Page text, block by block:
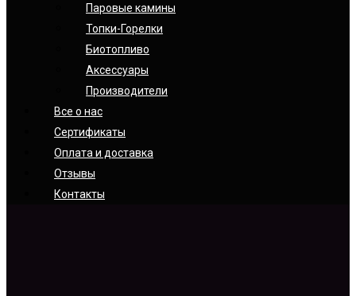
Паровые камины
Топки-Горелки
Биотопливо
Аксессуары
Производители
Все о нас
Сертификаты
Оплата и доставка
Отзывы
Контакты